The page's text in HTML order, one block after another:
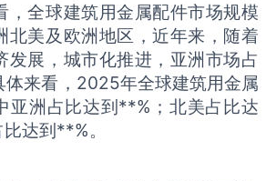
，全球建筑用金属配件市场规模
北美及欧洲地区，近年来，随着
发展，城市化推进，亚洲市场占
体来看，2025年全球建筑用金属
亚洲占比达到**%；北美占比达
达到**%。